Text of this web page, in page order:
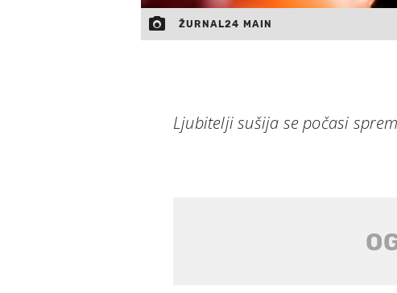
ŽURNAL24 MAIN
Ljubitelji sušija se počasi